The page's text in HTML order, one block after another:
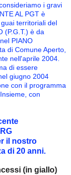
i gravi
AL PGT è
territoriali del
(P.G.T.) è da
PIANO
di Comune Aperto,
nell'aprile 2004
di essere
giugno 2004
con il programma
con
il nostro
di 20 anni.
(in giallo)